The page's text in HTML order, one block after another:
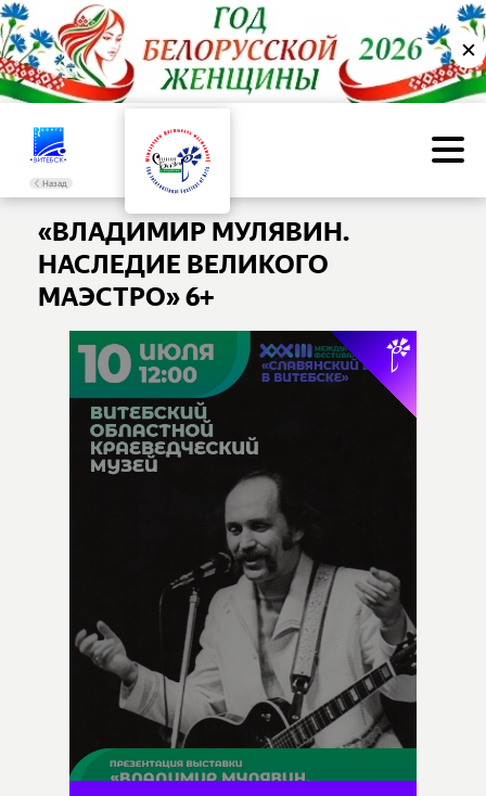
✕
Назад
«ВЛАДИМИР МУЛЯВИН.
НАСЛЕДИЕ ВЕЛИКОГО
МАЭСТРО» 6+